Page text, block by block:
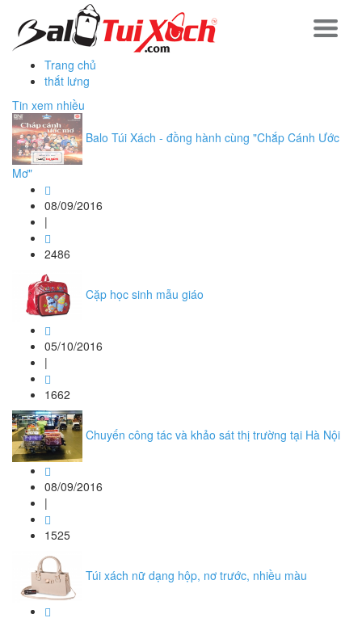
Trang chủ
thắt lưng
Tin xem nhiều
Balo Túi Xách - đồng hành cùng "Chắp Cánh Ước
Mơ"
08/09/2016
|
2486
Cặp học sinh mẫu giáo
05/10/2016
|
1662
Chuyến công tác và khảo sát thị trường tại Hà Nội
08/09/2016
|
1525
Túi xách nữ dạng hộp, nơ trước, nhiều màu